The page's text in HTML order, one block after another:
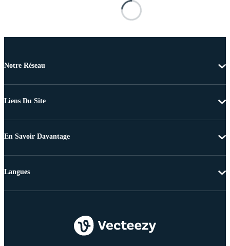
Notre Réseau
Liens Du Site
En Savoir Davantage
Langues